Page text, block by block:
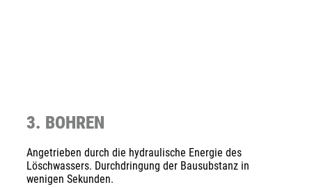
3. BOHREN
Angetrieben durch die hydraulische Energie des
Löschwassers. Durchdringung der Bausubstanz in
wenigen Sekunden.